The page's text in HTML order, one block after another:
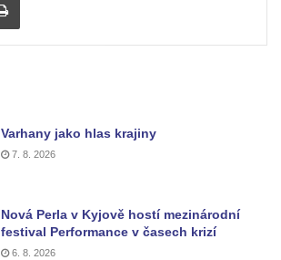
Varhany jako hlas krajiny
7. 8. 2026
Nová Perla v Kyjově hostí mezinárodní
festival Performance v časech krizí
6. 8. 2026